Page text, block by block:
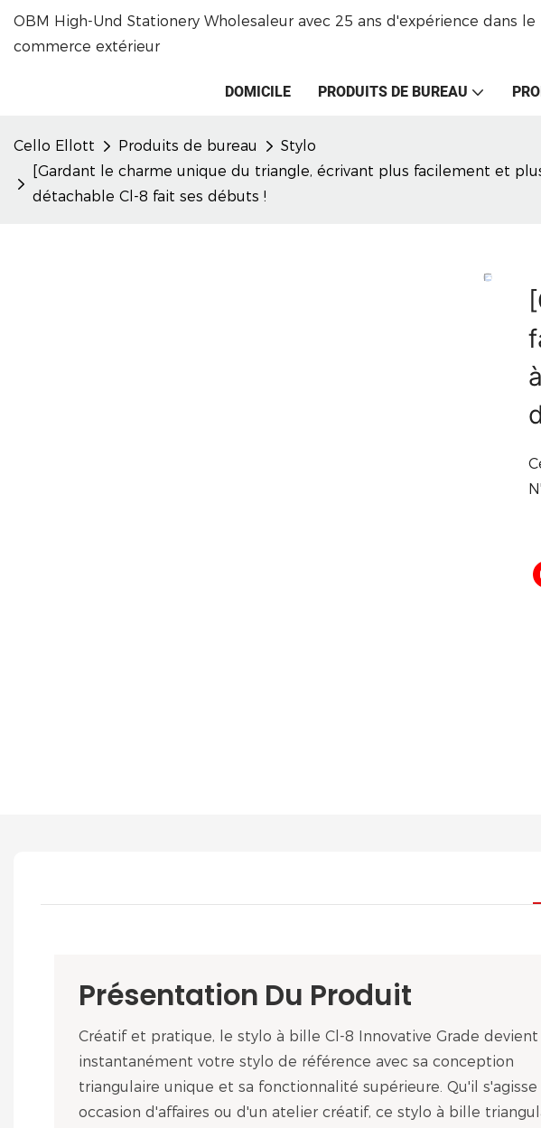
OBM High-Und Stationery Wholesaleur avec 25 ans d'expérience dans le
commerce extérieur
DOMICILE PRODUITS DE BUREAU
Cello Ellott Produits de bureau
Stylo
[Gardant le charme unique du triangle, écrivant plus facilement et
détachable Cl-8 fait ses débuts !
Présentation Du Produit
Créatif et pratique, le stylo à bille Cl-8 Innovative Grade devient
instantanément votre stylo de référence avec sa conception
triangulaire unique et sa fonctionnalité supérieure. Qu'il s'agisse
occasion d'affaires ou d'un atelier créatif, ce stylo à bille